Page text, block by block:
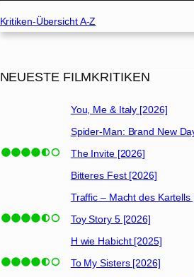
Kritiken-Übersicht A-Z
NEUESTE FILMKRITIKEN
You, Me & Italy [2026]
Spider-Man: Brand New
The Invite [2026]
Bitteres Fest [2026]
Traffic – Macht des Kartells
Toy Story 5 [2026]
H wie Habicht [2025]
To My Sisters [2026]